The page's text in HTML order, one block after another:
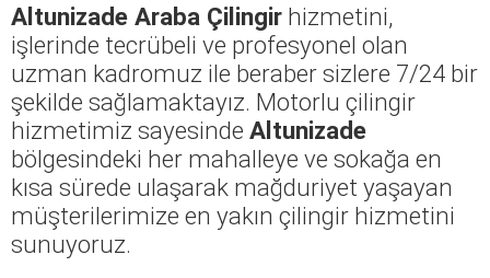
Altunizade Araba Çilingir hizmetini,
işlerinde tecrübeli ve profesyonel olan
uzman kadromuz ile beraber sizlere 7/24 bir
şekilde sağlamaktayız. Motorlu çilingir
hizmetimiz sayesinde Altunizade
bölgesindeki her mahalleye ve sokağa en
kısa sürede ulaşarak mağduriyet yaşayan
müşterilerimize en yakın çilingir hizmetini
sunuyoruz.